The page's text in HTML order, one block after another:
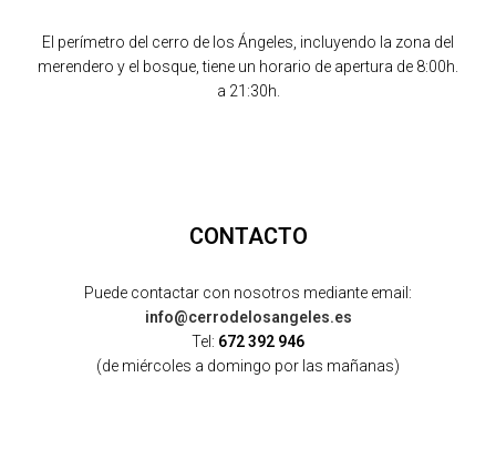
El perímetro del cerro de los Ángeles, incluyendo la zona del
merendero y el bosque, tiene un horario de apertura de 8:00h.
a 21:30h.
CONTACTO
Puede contactar con nosotros mediante email:
info@cerrodelosangeles.es
Tel: 672 392 946
(de miércoles a domingo por las mañanas)